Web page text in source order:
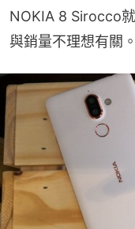
NOKIA 8 Sirocco
與銷量不理想有關。